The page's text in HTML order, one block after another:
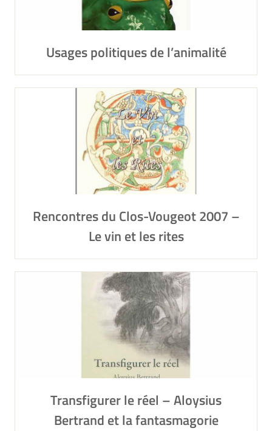
Usages politiques de l’animalité
Rencontres du Clos-Vougeot 2007 –
Le vin et les rites
Transfigurer le réel – Aloysius
Bertrand et la fantasmagorie